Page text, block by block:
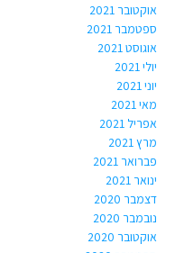
אוקטובר 2021
ספטמבר 2021
אוגוסט 2021
יולי 2021
יוני 2021
מאי 2021
אפריל 2021
מרץ 2021
פברואר 2021
ינואר 2021
דצמבר 2020
נובמבר 2020
אוקטובר 2020